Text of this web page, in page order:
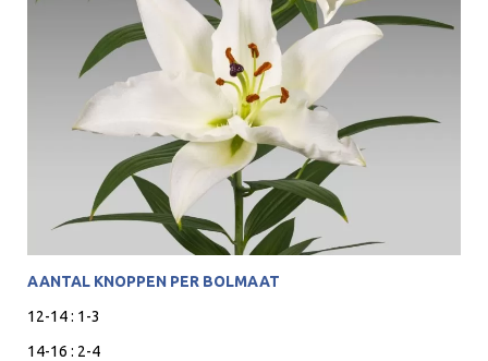
AANTAL KNOPPEN PER BOLMAAT
12-14 : 1-3
14-16 : 2-4